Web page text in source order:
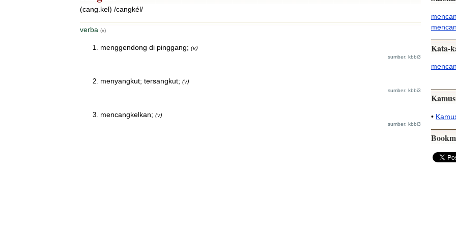
(cang.kel) /cangkél/
verba (v)
menggendong di pinggang; (v)
sumber: kbbi3
menyangkut; tersangkut; (v)
sumber: kbbi3
mencangkelkan; (v)
sumber: kbbi3
Kata-
•